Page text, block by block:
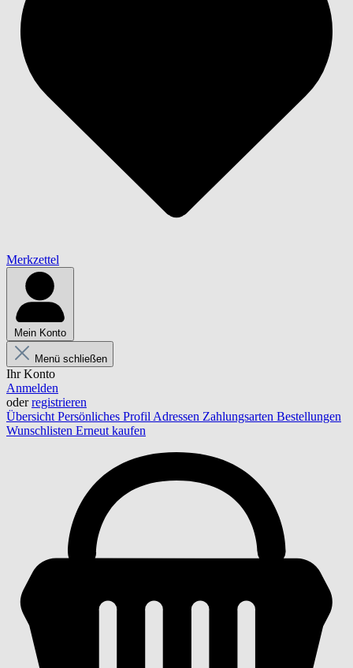
Merkzettel
Mein Konto
Menü schließen
Ihr Konto
Anmelden
oderregistrieren
Übersicht Persönliches Profil Adressen Zahlungsarten Bestellungen
Wunschlisten Erneut kaufen